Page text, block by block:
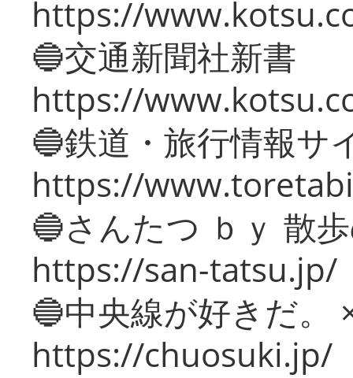
https://
🔵交通新聞社新書
https://
🔵鉄道・旅行情報サ
https://
🔵さんたつ ｂｙ 散
https://san-tatsu.jp/
🔵中央線が好きだ。
https://chuosuki.jp/